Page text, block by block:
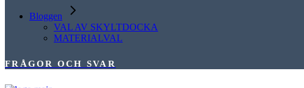
Bloggen
VAL AV SKYLTDOCKA
MATERIALVAL
FRÅGOR OCH SVAR